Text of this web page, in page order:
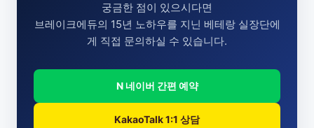
궁금한 점이 있으시다면
브레이크에듀의 15년 노하우를 지닌 베테랑 실장단에
게 직접 문의하실 수 있습니다.
N 네이버 간편 예약
KakaoTalk 1:1 상담